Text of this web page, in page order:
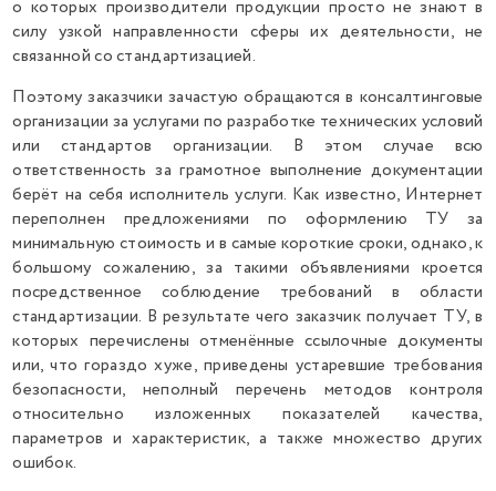
о которых производители продукции просто не знают в
силу узкой направленности сферы их деятельности, не
связанной со стандартизацией.
Поэтому заказчики зачастую обращаются в консалтинговые
организации за услугами по разработке технических условий
или стандартов организации. В этом случае всю
ответственность за грамотное выполнение документации
берёт на себя исполнитель услуги. Как известно, Интернет
переполнен предложениями по оформлению ТУ за
минимальную стоимость и в самые короткие сроки, однако, к
большому сожалению, за такими объявлениями кроется
посредственное соблюдение требований в области
стандартизации. В результате чего заказчик получает ТУ, в
которых перечислены отменённые ссылочные документы
или, что гораздо хуже, приведены устаревшие требования
безопасности, неполный перечень методов контроля
относительно изложенных показателей качества,
параметров и характеристик, а также множество других
ошибок.